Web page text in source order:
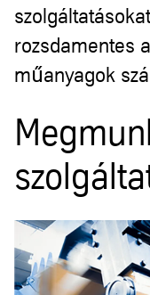
rozsdamentes
műanyagok